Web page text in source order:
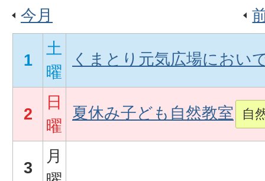
今月
1
土
曜
くまとり元気広場におい
2
日
曜
夏休み子ども自然教室 自
3
月